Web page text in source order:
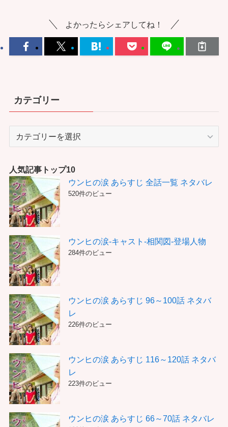
よかったらシェアしてね！
カテゴリー
リ
ー
人気記事トップ10
ウンヒの涙 あらすじ 全話一覧 ネタバレ
520件のビュー
ウンヒの涙-キャスト-相関図-登場人物
284件のビュー
ウンヒの涙 あらすじ 96～100話 ネタバ
レ
226件のビュー
ウンヒの涙 あらすじ 116～120話 ネタバ
レ
223件のビュー
ウンヒの涙 あらすじ 66～70話 ネタバレ